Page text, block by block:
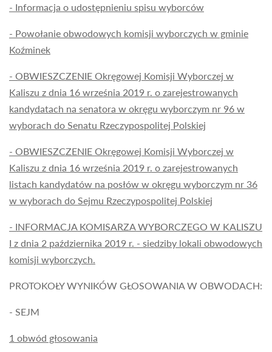
- Informacja o udostępnieniu spisu wyborców
- Powołanie obwodowych komisji wyborczych w gminie
Koźminek
- OBWIESZCZENIE Okręgowej Komisji Wyborczej w
Kaliszu z dnia 16 września 2019 r. o zarejestrowanych
kandydatach na senatora w okręgu wyborczym nr 96 w
wyborach do Senatu Rzeczypospolitej Polskiej
- OBWIESZCZENIE Okręgowej Komisji Wyborczej w
Kaliszu z dnia 16 września 2019 r. o zarejestrowanych
listach kandydatów na posłów w okręgu wyborczym nr 36
w wyborach do Sejmu Rzeczypospolitej Polskiej
- INFORMACJA KOMISARZA WYBORCZEGO W KALISZU
I z dnia 2 października 2019 r. - siedziby lokali obwodowych
komisji wyborczych.
PROTOKOŁY WYNIKÓW GŁOSOWANIA W OBWODACH:
- SEJM
1 obwód głosowania